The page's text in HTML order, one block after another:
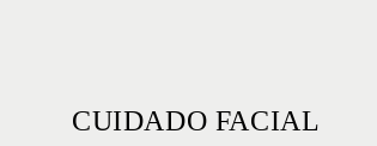
CUIDADO FACIAL